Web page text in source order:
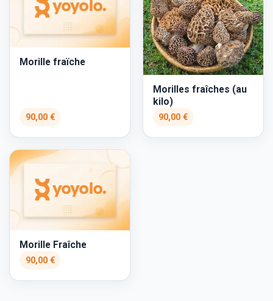
Morille fraïche
90,00 €
Morilles fraîches (au
kilo)
90,00 €
Morille Fraîche
90,00 €